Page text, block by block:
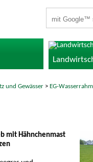
und Gewässer > EG-
mit Hähnchenmast